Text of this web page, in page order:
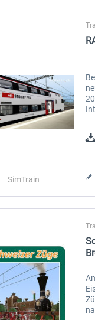
9,95 €
SimTrain